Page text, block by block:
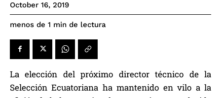
October 16, 2019
menos de 1 min de lectura
La elección del próximo director técnico de la
Selección Ecuatoriana ha mantenido en vilo a la